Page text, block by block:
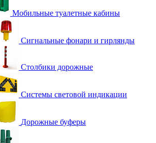
Мобильные туалетные кабины
Сигнальные фонари и гирлянды
Столбики дорожные
Системы световой индикации
Дорожные буферы